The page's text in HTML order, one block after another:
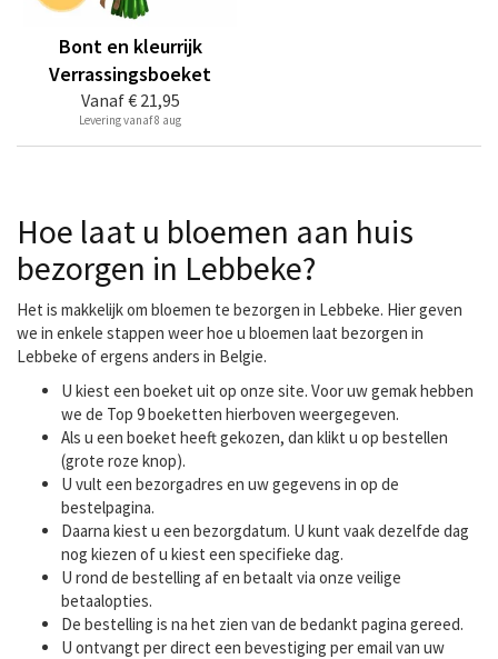
Vanaf€ 21,95
Bont en kleurrijk
Verrassingsboeket
Levering vanaf 8 aug
Hoe laat u bloemen aan huis
bezorgen in Lebbeke?
Het is makkelijk om bloemen te bezorgen in Lebbeke. Hier geven
we in enkele stappen weer hoe u bloemen laat bezorgen in
Lebbeke of ergens anders in Belgie.
U kiest een boeket uit op onze site. Voor uw gemak hebben
we de Top 9 boeketten hierboven weergegeven.
Als u een boeket heeft gekozen, dan klikt u op bestellen
(grote roze knop).
U vult een bezorgadres en uw gegevens in op de
bestelpagina.
Daarna kiest u een bezorgdatum. U kunt vaak dezelfde dag
nog kiezen of u kiest een specifieke dag.
U rond de bestelling af en betaalt via onze veilige
betaalopties.
De bestelling is na het zien van de bedankt pagina gereed.
U ontvangt per direct een bevestiging per email van uw